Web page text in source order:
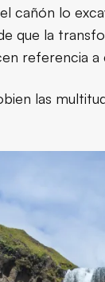
cañón lo
que la
referencia a
las